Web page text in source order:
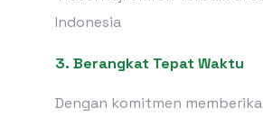
Indonesia
3. Berangkat Tepat Waktu
Dengan komitmen